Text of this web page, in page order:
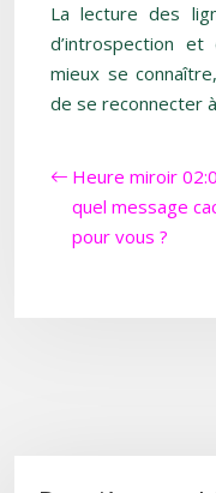
La lecture des
d’introspection
mieux se
de se reconnecter
Heure miroir
quel message
pour vous ?